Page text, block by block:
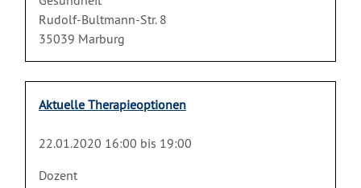
Rudolf-Bultmann-Str. 8
35039 Marburg
Aktuelle Therapieoptionen
22.01.2020 16:00 bis 19:00
Dozent